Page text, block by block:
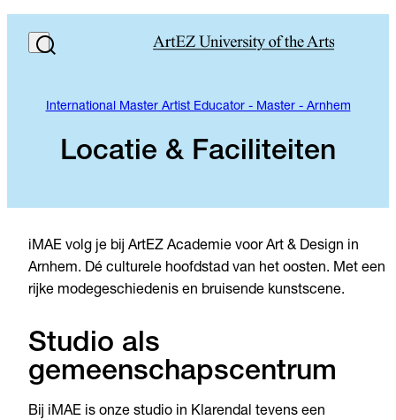
International Master Artist Educator - Master - Arnhem
Locatie & Faciliteiten
iMAE volg je bij ArtEZ Academie voor Art & Design in
Arnhem. Dé culturele hoofdstad van het oosten. Met een
rijke modegeschiedenis en bruisende kunstscene.
Studio als
gemeenschapscentrum
Bij iMAE is onze studio in Klarendal tevens een